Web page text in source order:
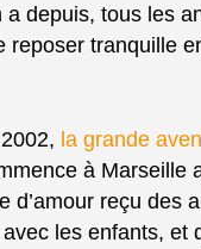
a depuis, tous les
reposer tranquille
la grande
à Marseille
d’amour reçu des
les enfants, et